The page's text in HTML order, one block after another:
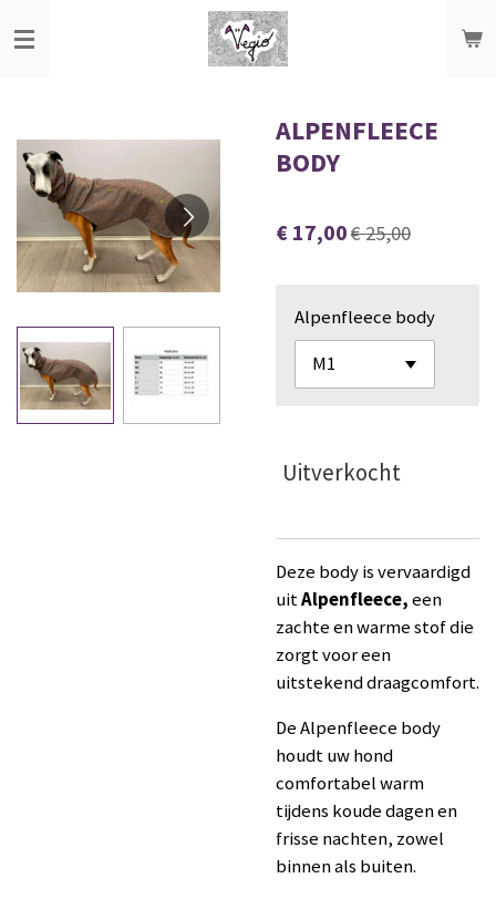
direct
hoofdinhoud
ALPENFLEECE
BODY
€ 17,00€ 25,00
Alpenfleece body
Uitverkocht
Deze body is vervaardigd
uitAlpenfleece,een
zachte en warme stof die
zorgt voor een
uitstekend draagcomfort.
De Alpenfleece body
houdt uw hond
comfortabel warm
tijdens koude dagen en
frisse nachten, zowel
binnen als buiten.